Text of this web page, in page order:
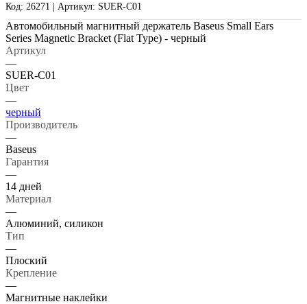
Код: 26271 | Артикул: SUER-C01
Автомобильный магнитный держатель Baseus Small Ears
Series Magnetic Bracket (Flat Type) - черный
Артикул
—
SUER-C01
Цвет
—
черный
Производитель
—
Baseus
Гарантия
—
14 дней
Материал
—
Алюминий, силикон
Тип
—
Плоский
Крепление
—
Магнитные наклейки